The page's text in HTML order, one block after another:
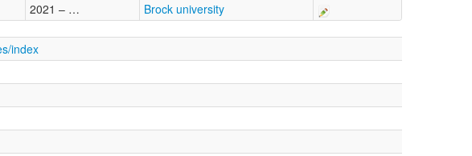
2021 – … Brock university
index